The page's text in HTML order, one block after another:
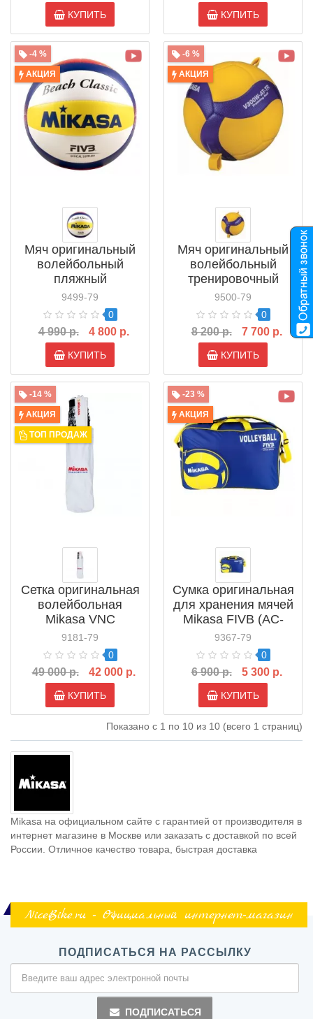
КУПИТЬ КУПИТЬ
-4 %
АКЦИЯ
Мяч оригинальный
волейбольный
пляжный
тренировочный
Mikasa Beach Classic
BV552С-WYBR FIVB
9499-79
0
4 990 р. 4 800 р.
КУПИТЬ
-6 %
АКЦИЯ
Мяч оригинальный
волейбольный
тренировочный
Mikasa V300W-AT-
TR
9500-79
0
8 200 р. 7 700 р.
КУПИТЬ
-14 %
АКЦИЯ
ТОП ПРОДАЖ
Сетка оригинальная
волейбольная
Mikasa VNC
9181-79
0
49 000 р. 42 000 р.
КУПИТЬ
-23 %
АКЦИЯ
Сумка оригинальная
для хранения мячей
Mikasa FIVB (AC-
BG260W-BL)
9367-79
0
6 900 р. 5 300 р.
КУПИТЬ
Показано с 1 по 10 из 10 (всего 1 страниц)
Mikasa на официальном сайте с гарантией от производителя в
интернет магазине в Москве или заказать с доставкой по всей
России. Отличное качество товара, быстрая доставка
NiceBike.ru - Официальный интернет-магазин
ПОДПИСАТЬСЯ НА РАССЫЛКУ
ПОДПИСАТЬСЯ